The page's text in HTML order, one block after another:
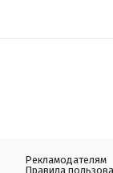
Рекламодателям
Правила